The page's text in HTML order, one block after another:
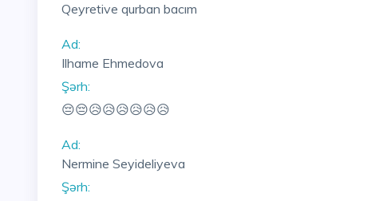
Qeyretive qurban bacım
Ad:
Ilhame Ehmedova
Şərh:
😔😔😥😥😥😥😥😥
Ad:
Nermine Seyideliyeva
Şərh: